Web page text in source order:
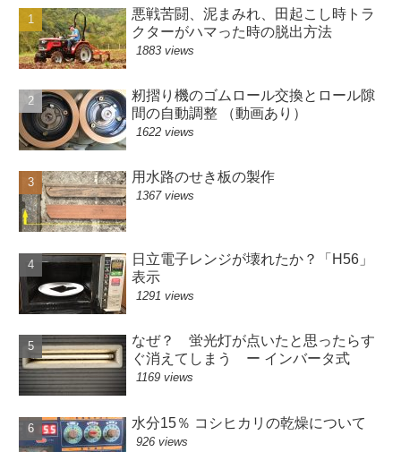
悪戦苦闘、泥まみれ、田起こし時トラ
クターがハマった時の脱出方法
1883 views
籾摺り機のゴムロール交換とロール隙
間の自動調整 （動画あり）
1622 views
用水路のせき板の製作
1367 views
日立電子レンジが壊れたか？「H56」
表示
1291 views
なぜ？ 蛍光灯が点いたと思ったらす
ぐ消えてしまう ー インバータ式
1169 views
水分15％ コシヒカリの乾燥について
926 views